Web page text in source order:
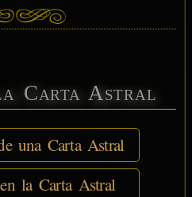
Carta Astral
una Carta Astral
la Carta Astral